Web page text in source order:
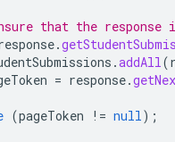
that the
.
.addAll(
= response.
(pageToken != null);